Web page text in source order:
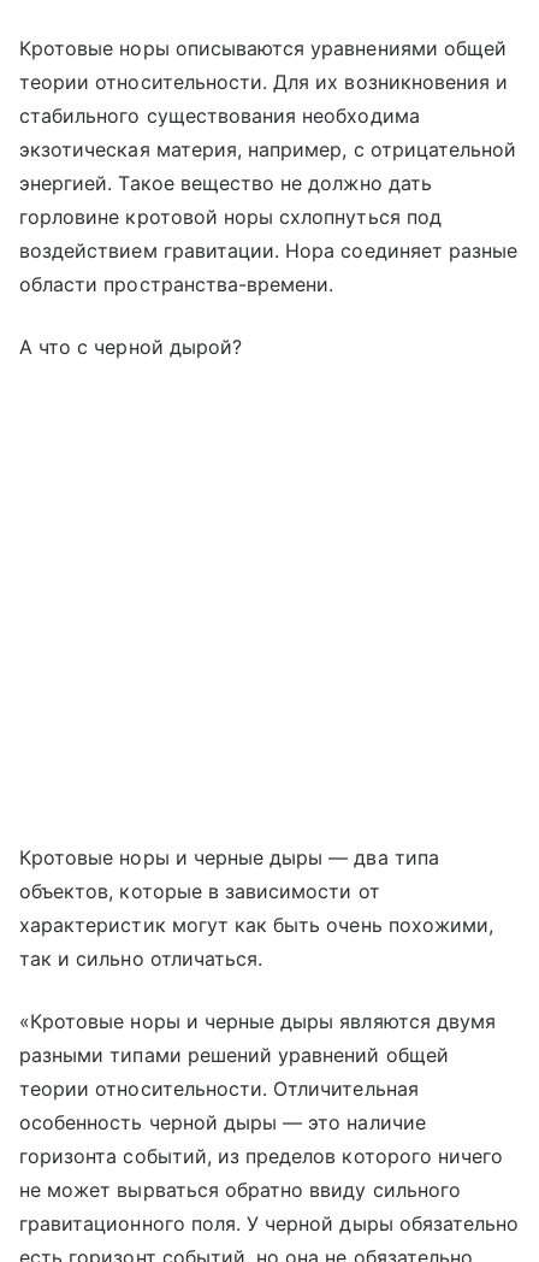
Кротовые норы описываются уравнениями общей
теории относительности. Для их возникновения и
стабильного существования необходима
экзотическая материя, например, с отрицательной
энергией. Такое вещество не должно дать
горловине кротовой норы схлопнуться под
воздействием гравитации. Нора соединяет разные
области пространства-времени.
А что с черной дырой?
Кротовые норы и черные дыры — два типа
объектов, которые в зависимости от
характеристик могут как быть очень похожими,
так и сильно отличаться.
«Кротовые норы и черные дыры являются двумя
разными типами решений уравнений общей
теории относительности. Отличительная
особенность черной дыры — это наличие
горизонта событий, из пределов которого ничего
не может вырваться обратно ввиду сильного
гравитационного поля. У черной дыры обязательно